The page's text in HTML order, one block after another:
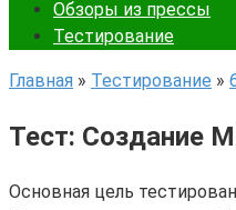
Обзоры из прессы
Тестирование
Главная » Тестирование »
Тест: Создание
Основная цель